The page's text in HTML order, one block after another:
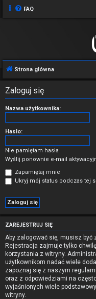
FAQ
Strona główna
Zaloguj się
Nazwa użytkownika:
Hasło:
Nie pamiętam hasła
Wyślij ponownie e-mail
Zapamiętaj mnie
Ukryj mój status podczas tej
ZAREJESTRUJ SIĘ
Aby zalogować się, musisz być
Rejestracja zajmuje tylko
korzystania z witryny.
użytkownikom nadać wiele
zapoznaj się z naszym
oraz z odpowiedziami na
wyjaśnionych wiele
witryny.